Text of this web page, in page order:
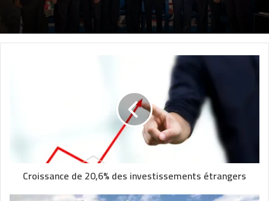
Croissance de 20,6% des investissements étrangers